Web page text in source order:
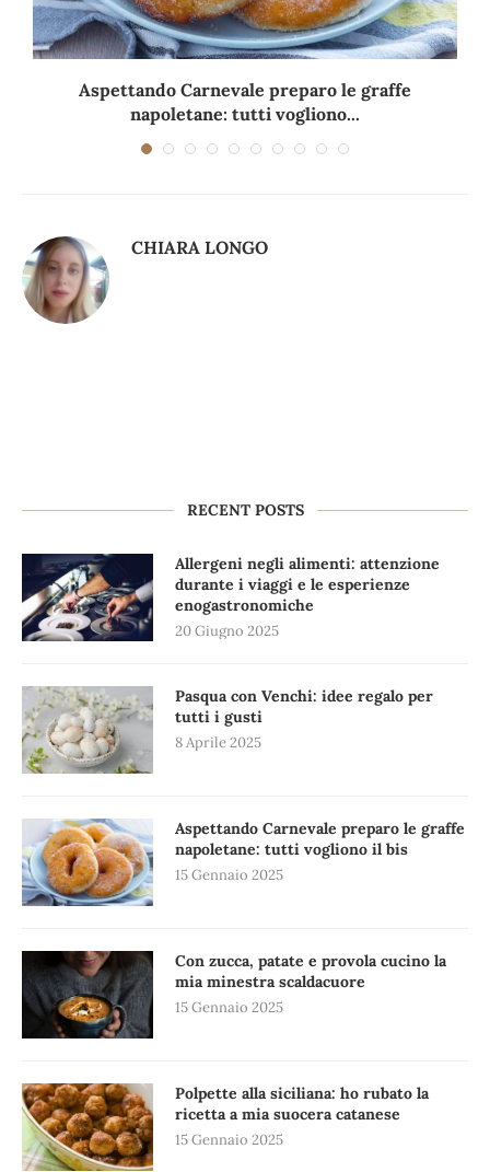
Aspettando Carnevale preparo le graffe
napoletane: tutti vogliono...
CHIARA LONGO
RECENT POSTS
Allergeni negli alimenti: attenzione
durante i viaggi e le esperienze
enogastronomiche
20 Giugno 2025
Pasqua con Venchi: idee regalo per
tutti i gusti
8 Aprile 2025
Aspettando Carnevale preparo le graffe
napoletane: tutti vogliono il bis
15 Gennaio 2025
Con zucca, patate e provola cucino la
mia minestra scaldacuore
15 Gennaio 2025
Polpette alla siciliana: ho rubato la
ricetta a mia suocera catanese
15 Gennaio 2025